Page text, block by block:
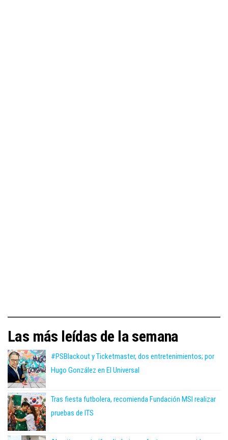
Las más leídas de la semana
#PSBlackout y Ticketmaster, dos entretenimientos; por
Hugo González en El Universal
Tras fiesta futbolera, recomienda Fundación MSI realizar
pruebas de ITS